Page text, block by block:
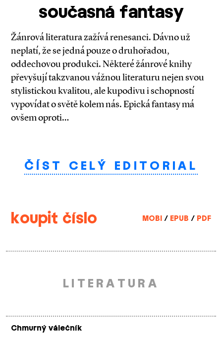
současná fantasy
Žánrová literatura zažívá renesanci. Dávno už
neplatí, že se jedná pouze o druhořadou,
oddechovou produkci. Některé žánrové knihy
převyšují takzvanou vážnou literaturu nejen svou
stylistickou kvalitou, ale kupodivu i schopností
vypovídat o světě kolem nás. Epická fantasy má
ovšem oproti…
ČÍST CELÝ EDITORIAL
koupit číslo MOBI / EPUB / PDF
LITERATURA
Chmurný válečník